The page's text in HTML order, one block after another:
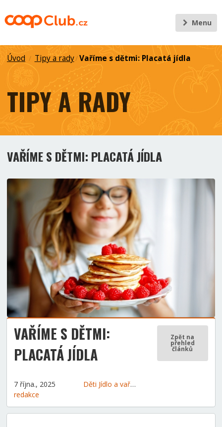
Menu
Úvod / Tipy a rady/Vaříme s dětmi: Placatá jídla
TIPY A RADY
VAŘÍME S DĚTMI: PLACATÁ JÍDLA
VAŘÍME S DĚTMI:
PLACATÁ JÍDLA
Zpět na
přehled
článků
7 října., 2025
redakce
Děti Jídlo a vaření